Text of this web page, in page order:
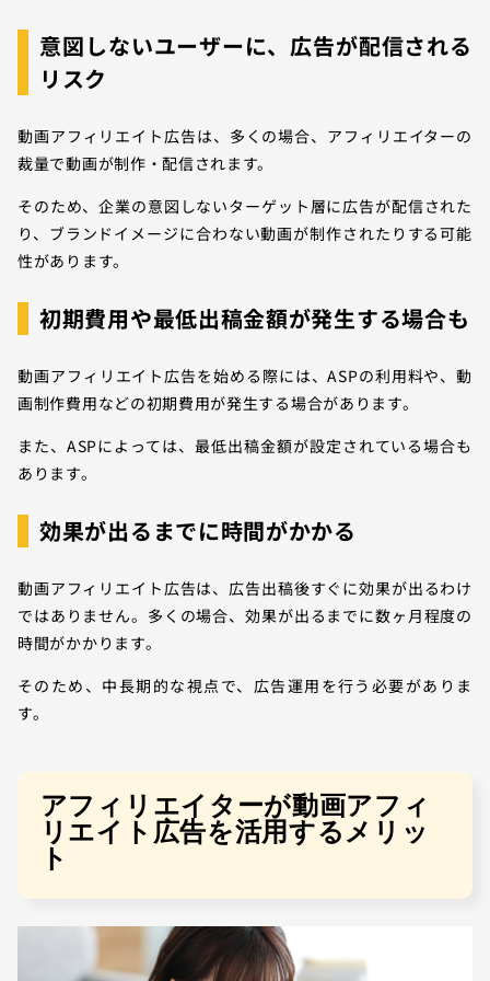
意図しないユーザーに、広告が配信される
リスク
動画アフィリエイト広告は、多くの場合、アフィリエイターの
裁量で動画が制作・配信されます。
そのため、企業の意図しないターゲット層に広告が配信された
り、ブランドイメージに合わない動画が制作されたりする可能
性があります。
初期費用や最低出稿金額が発生する場合も
動画アフィリエイト広告を始める際には、ASPの利用料や、動
画制作費用などの初期費用が発生する場合があります。
また、ASPによっては、最低出稿金額が設定されている場合も
あります。
効果が出るまでに時間がかかる
動画アフィリエイト広告は、広告出稿後すぐに効果が出るわけ
ではありません。多くの場合、効果が出るまでに数ヶ月程度の
時間がかかります。
そのため、中長期的な視点で、広告運用を行う必要がありま
す。
アフィリエイターが動画アフィ
リエイト広告を活用するメリッ
ト